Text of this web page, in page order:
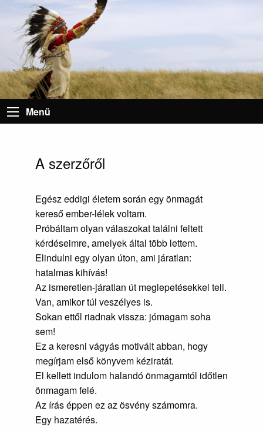
Menü
A szerzőről
Egész eddigi életem során egy önmagát
kereső ember-lélek voltam.
Próbáltam olyan válaszokat találni feltett
kérdéseimre, amelyek által több lettem.
Elindulni egy olyan úton, ami járatlan:
hatalmas kihívás!
Az ismeretlen-járatlan út meglepetésekkel teli.
Van, amikor túl veszélyes is.
Sokan ettől riadnak vissza: jómagam soha
sem!
Ez a keresni vágyás motivált abban, hogy
megírjam első könyvem kéziratát.
El kellett indulom halandó önmagamtól időtlen
önmagam felé.
Az írás éppen ez az ösvény számomra.
Egy hazatérés.